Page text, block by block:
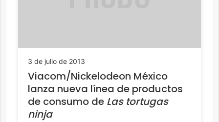
3 de julio de 2013
Viacom/Nickelodeon México
lanza nueva línea de productos
de consumo de Las tortugas
ninja